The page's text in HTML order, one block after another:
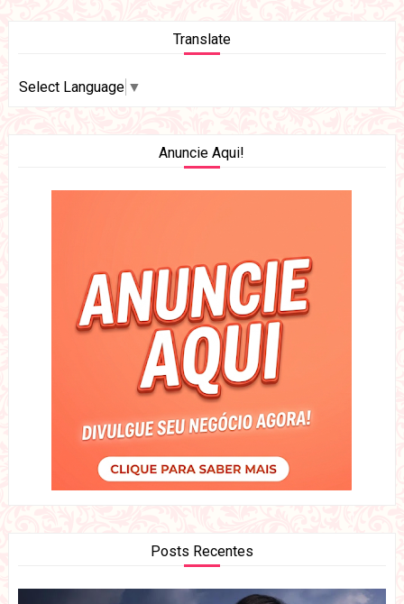
Translate
Select Language ▼
Anuncie Aqui!
Posts Recentes